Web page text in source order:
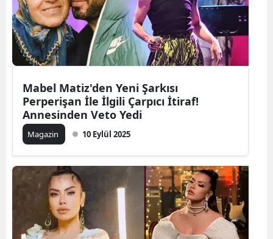
Mabel Matiz'den Yeni Şarkısı
Perperişan İle İlgili Çarpıcı İtiraf!
Annesinden Veto Yedi
Magazin 10 Eylül 2025